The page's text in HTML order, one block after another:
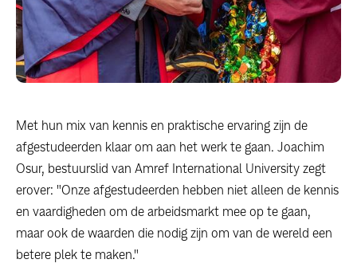
Met hun mix van kennis en praktische ervaring zijn de
afgestudeerden klaar om aan het werk te gaan. Joachim
Osur, bestuurslid van Amref International University zegt
erover: "Onze afgestudeerden hebben niet alleen de kennis
en vaardigheden om de arbeidsmarkt mee op te gaan,
maar ook de waarden die nodig zijn om van de wereld een
betere plek te maken."